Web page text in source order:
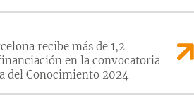
recibe más de 1,2
en la convocatoria
del Conocimiento 2024